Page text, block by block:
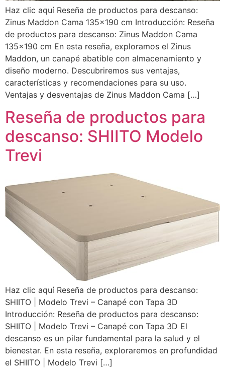
Haz clic aquí Reseña de productos para descanso:
Zinus Maddon Cama 135×190 cm Introducción: Reseña
de productos para descanso: Zinus Maddon Cama
135×190 cm En esta reseña, exploramos el Zinus
Maddon, un canapé abatible con almacenamiento y
diseño moderno. Descubriremos sus ventajas,
características y recomendaciones para su uso.
Ventajas y desventajas de Zinus Maddon Cama […]
Reseña de productos para
descanso: SHIITO Modelo
Trevi
Haz clic aquí Reseña de productos para descanso:
SHIITO | Modelo Trevi – Canapé con Tapa 3D
Introducción: Reseña de productos para descanso:
SHIITO | Modelo Trevi – Canapé con Tapa 3D El
descanso es un pilar fundamental para la salud y el
bienestar. En esta reseña, exploraremos en profundidad
el SHIITO | Modelo Trevi […]